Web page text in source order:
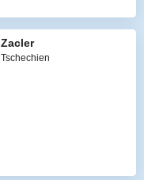
Zacler
Tschechien